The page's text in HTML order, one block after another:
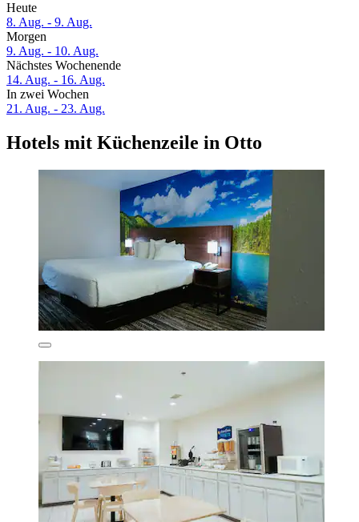
Heute
8. Aug. - 9. Aug.
Morgen
9. Aug. - 10. Aug.
Nächstes Wochenende
14. Aug. - 16. Aug.
In zwei Wochen
21. Aug. - 23. Aug.
Hotels mit Küchenzeile in Otto